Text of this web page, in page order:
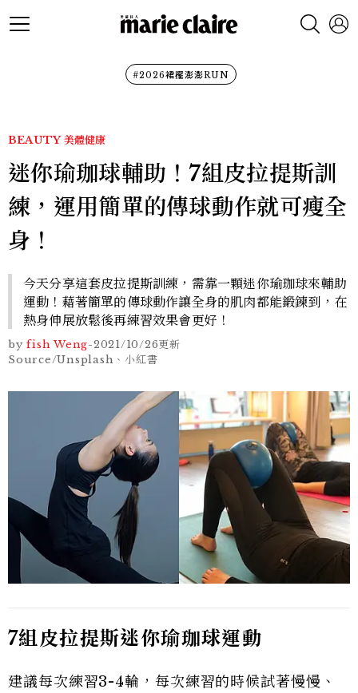
#2026裙襬澎澎RUN
BEAUTY 美體健康
迷你瑜珈球輔助！7組皮拉提斯訓
練，運用簡單的傳球動作就可瘦全
身！
今天分享這套皮拉提斯訓練，需靠一顆迷你瑜珈球來輔助
運動！藉著簡單的傳球動作讓全身的肌肉都能鍛鍊到，在
熱身伸展放鬆後再練習效果會更好！
by fish Weng-2021/10/26更新
Source/Unsplash、小紅書
7組皮拉提斯迷你瑜珈球運動
建議每次練習3-4輪，每次練習的時候試著慢慢、